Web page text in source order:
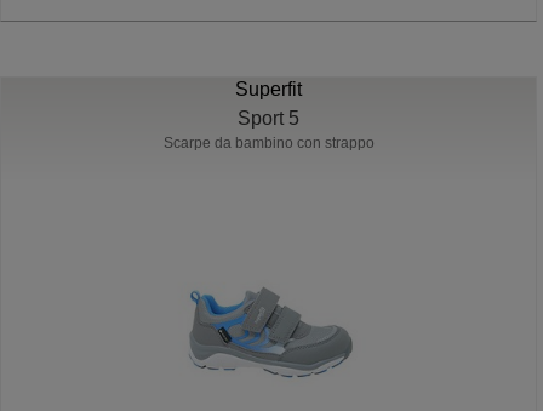
Superfit
Sport 5
Scarpe da bambino con strappo